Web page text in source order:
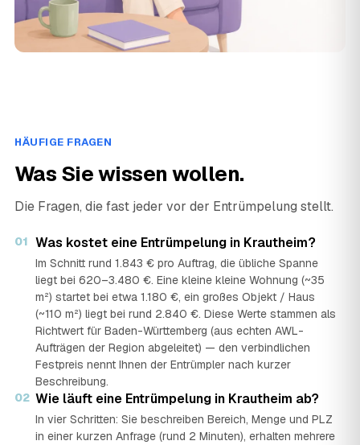
HÄUFIGE FRAGEN
Was Sie wissen wollen.
Die Fragen, die fast jeder vor der Entrümpelung stellt.
01 Was kostet eine Entrümpelung in Krautheim?
Im Schnitt rund 1.843 € pro Auftrag, die übliche Spanne
liegt bei 620–3.480 €. Eine kleine kleine Wohnung (~35
m²) startet bei etwa 1.180 €, ein großes Objekt / Haus
(~110 m²) liegt bei rund 2.840 €. Diese Werte stammen als
Richtwert für Baden-Württemberg (aus echten AWL-
Aufträgen der Region abgeleitet) — den verbindlichen
Festpreis nennt Ihnen der Entrümpler nach kurzer
Beschreibung.
02 Wie läuft eine Entrümpelung in Krautheim ab?
In vier Schritten: Sie beschreiben Bereich, Menge und PLZ
in einer kurzen Anfrage (rund 2 Minuten), erhalten mehrere